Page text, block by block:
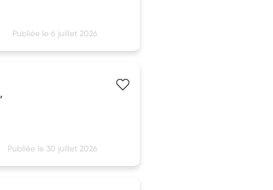
Publiée le 6 juillet 2026
Publiée le 30 juillet 2026